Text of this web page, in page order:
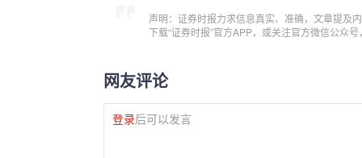
声明：证券时报力求信息真实、准确，文章提及
下载“证券时报”官方APP，或关注官方微信公众
网友评论
登录后可以发言